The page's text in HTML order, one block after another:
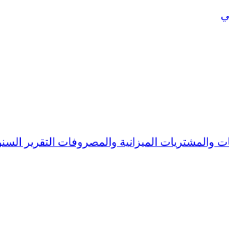
والمشتريات الميزانية والمصروفات التقرير